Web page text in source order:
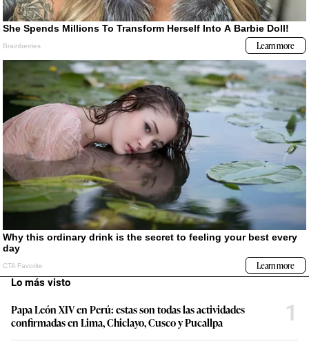
Lo más visto
Papa León XIV en Perú: estas son todas las actividades
confirmadas en Lima, Chiclayo, Cusco y Pucallpa
1